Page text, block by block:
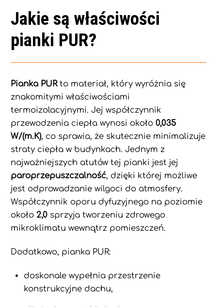
Jakie są właściwości
pianki PUR?
Pianka PURto materiał, który wyróżnia się
znakomitymi właściwościami
termoizolacyjnymi. Jej współczynnik
przewodzenia ciepła wynosi około0,035
W/(m.K), co sprawia, że skutecznie minimalizuje
straty ciepła w budynkach. Jednym z
najważniejszych atutów tej pianki jest jej
paroprzepuszczalność, dzięki której możliwe
jest odprowadzanie wilgoci do atmosfery.
Współczynnik oporu dyfuzyjnego na poziomie
około 2,0 sprzyja tworzeniu zdrowego
mikroklimatu wewnątrz pomieszczeń.
Dodatkowo, pianka PUR:
doskonale wypełnia przestrzenie
konstrukcyjne dachu,